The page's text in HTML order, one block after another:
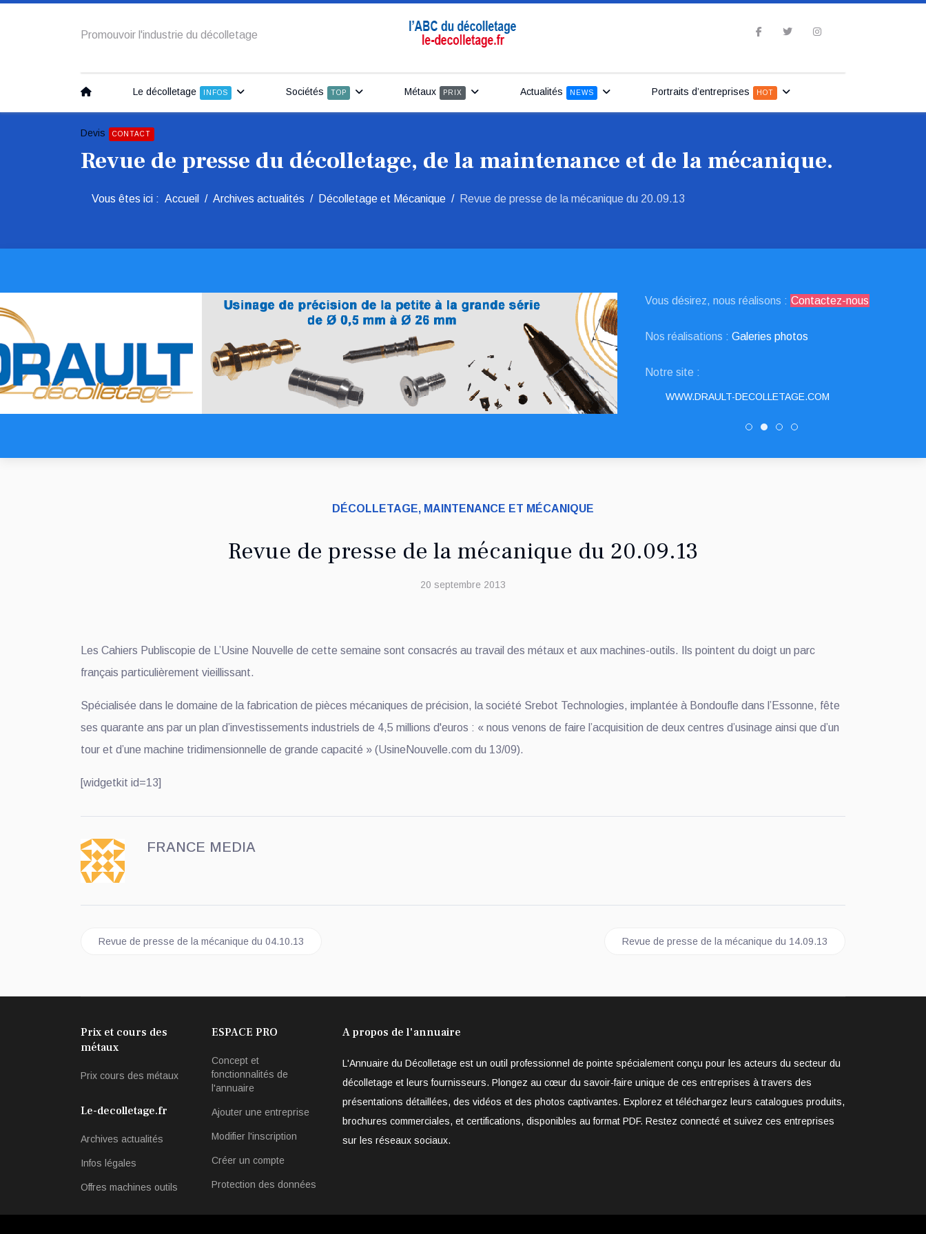
Promouvoir l'industrie du décolletage
Le décolletage INFOS Sociétés TOP Métaux PRIX Actualités NEWS Portraits d’entreprises HOT
Devis CONTACT
Revue de presse du décolletage, de la maintenance et de la mécanique.
Vous êtes ici : Accueil Archives actualités Décolletage et Mécanique Revue de presse de la mécanique du 20.09.13
Vous désirez, nous réalisons : Contactez-nous
Nos réalisations : Galeries photos
Notre site :
WWW.DRAULT-DECOLLETAGE.COM
DÉCOLLETAGE, MAINTENANCE ET MÉCANIQUE
Revue de presse de la mécanique du 20.09.13
20 septembre 2013
Les Cahiers Publiscopie de L’Usine Nouvelle de cette semaine sont consacrés au travail des métaux et aux machines-outils. Ils pointent du doigt un parc
français particulièrement vieillissant.
Spécialisée dans le domaine de la fabrication de pièces mécaniques de précision, la société Srebot Technologies, implantée à Bondoufle dans l’Essonne, fête
ses quarante ans par un plan d’investissements industriels de 4,5 millions d'euros : « nous venons de faire l’acquisition de deux centres d’usinage ainsi que d’un
tour et d’une machine tridimensionnelle de grande capacité » (UsineNouvelle.com du 13/09).
[widgetkit id=13]
FRANCE MEDIA
Article précédent : Revue de presse de la mécanique du 04.10.13
Revue de presse de la mécanique du 04.10.13 Article suivant : Revue de presse de la mécanique du 14.09.13
Revue de presse de la mécanique du 14.09.13
Prix et cours des
métaux
Prix cours des métaux
Le-decolletage.fr
Archives actualités
Infos légales
Offres machines outils
ESPACE PRO
Concept et
fonctionnalités de
l'annuaire
Ajouter une entreprise
Modifier l'inscription
Créer un compte
Protection des données
A propos de l'annuaire
L'Annuaire du Décolletage est un outil professionnel de pointe spécialement conçu pour les acteurs du secteur du
décolletage et leurs fournisseurs. Plongez au cœur du savoir-faire unique de ces entreprises à travers des
présentations détaillées, des vidéos et des photos captivantes. Explorez et téléchargez leurs catalogues produits,
brochures commerciales, et certifications, disponibles au format PDF. Restez connecté et suivez ces entreprises
sur les réseaux sociaux.